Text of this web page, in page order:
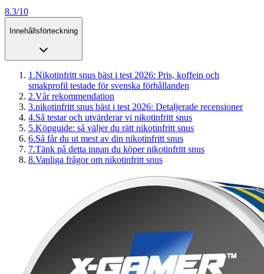
8.3/10
Innehållsförteckning
1 .Nikotinfritt snus bäst i test 2026: Pris, koffein och
smakprofil testade för svenska förhållanden
2.Vår rekommendation
3.nikotinfritt snus bäst i test 2026: Detaljerade recensioner
4.Så testar och utvärderar vi nikotinfritt snus
5.Köpguide: så väljer du rätt nikotinfritt snus
6.Så får du ut mest av din nikotinfritt snus
7.Tänk på detta innan du köper nikotinfritt snus
8.Vanliga frågor om nikotinfritt snus